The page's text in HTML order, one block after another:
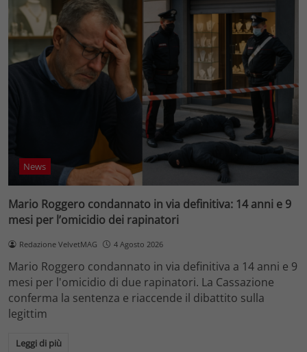
News
Mario Roggero condannato in via definitiva: 14 anni e 9
mesi per l’omicidio dei rapinatori
Redazione VelvetMAG 4 Agosto 2026
Mario Roggero condannato in via definitiva a 14 anni e 9
mesi per l'omicidio di due rapinatori. La Cassazione
conferma la sentenza e riaccende il dibattito sulla
legittim
Leggi di più